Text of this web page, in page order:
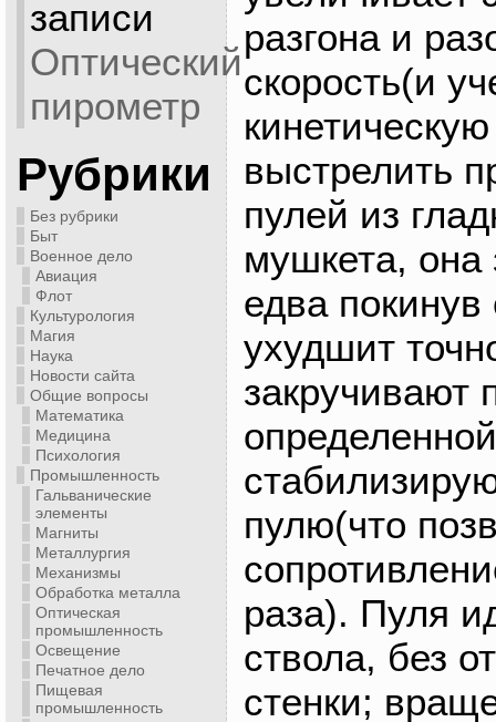
записи
Оптический
пирометр
Рубрики
Без рубрики
Быт
Военное дело
Авиация
Флот
Культурология
Магия
Наука
Новости сайта
Общие вопросы
Математика
Медицина
Психология
Промышленность
Гальванические
элементы
Магниты
Металлургия
Механизмы
Обработка металла
Оптическая
промышленность
Освещение
Печатное дело
Пищевая
промышленность
разгона и
скорость(и
выстрелить
пулей из
мушкета, она
едва покинув
ухудшит
закручивают
пулю(что
раза). Пуля
ствола, без
стенки;